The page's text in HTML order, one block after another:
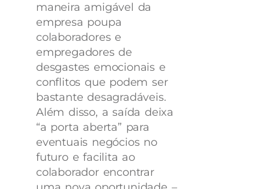
maneira amigável da
empresa poupa
colaboradores e
empregadores de
desgastes emocionais e
conflitos que podem ser
bastante desagradáveis.
Além disso, a saída deixa
“a porta aberta” para
eventuais negócios no
futuro e facilita ao
colaborador encontrar